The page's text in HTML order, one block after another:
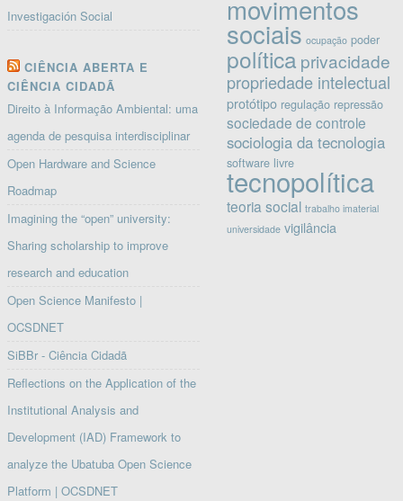
Investigación Social
CIÊNCIA ABERTA E
CIÊNCIA CIDADÃ
Direito à Informação Ambiental: uma
agenda de pesquisa interdisciplinar
Open Hardware and Science
Roadmap
Imagining the “open” university:
Sharing scholarship to improve
research and education
Open Science Manifesto |
OCSDNET
SiBBr - Ciência Cidadã
Reflections on the Application of the
Institutional Analysis and
Development (IAD) Framework to
analyze the Ubatuba Open Science
Platform | OCSDNET
movimentos
sociais ocupação poder
política privacidade
propriedade intelectual
protótipo regulação repressão
sociedade de controle
sociologia da tecnologia
software livre
tecnopolítica
teoria social trabalho imaterial
universidade vigilância